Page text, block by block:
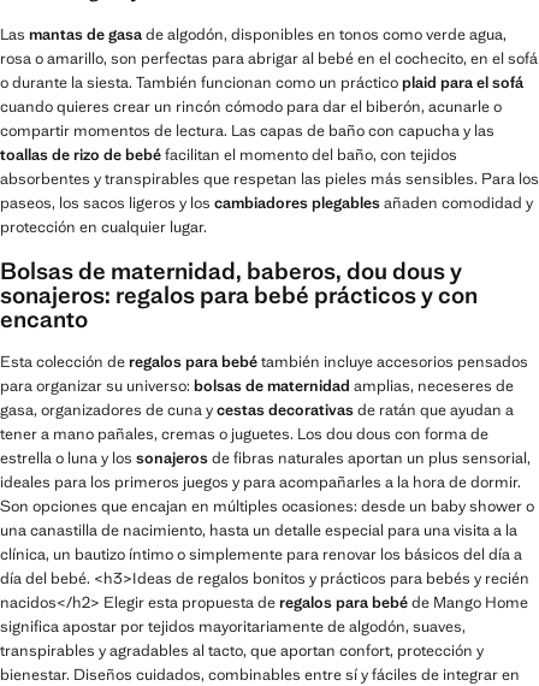
Las mantas de gasade algodón, disponibles en tonos como verde agua,
rosa o amarillo, son perfectas para abrigar al bebé en el cochecito, en el sofá
o durante la siesta. También funcionan como un prácticoplaid para el sofá
cuando quieres crear un rincón cómodo para dar el biberón, acunarle o
compartir momentos de lectura. Las capas de baño con capucha y las
toallas de rizo de bebéfacilitan el momento del baño, con tejidos
absorbentes y transpirables que respetan las pieles más sensibles. Para los
paseos, los sacos ligeros y los cambiadores plegablesañaden comodidad y
protección en cualquier lugar.
Bolsas de maternidad, baberos, dou dous y
sonajeros: regalos para bebé prácticos y con
encanto
Esta colección deregalos para bebétambién incluye accesorios pensados
para organizar su universo: bolsas de maternidad amplias, neceseres de
gasa, organizadores de cuna ycestas decorativasde ratán que ayudan a
tener a mano pañales, cremas o juguetes. Los dou dous con forma de
estrella o luna y los sonajerosde fibras naturales aportan un plus sensorial,
ideales para los primeros juegos y para acompañarles a la hora de dormir.
Son opciones que encajan en múltiples ocasiones: desde un baby shower o
una canastilla de nacimiento, hasta un detalle especial para una visita a la
clínica, un bautizo íntimo o simplemente para renovar los básicos del día a
día del bebé. <h3>Ideas de regalos bonitos y prácticos para bebés y recién
nacidos</h2> Elegir esta propuesta deregalos para bebéde Mango Home
significa apostar por tejidos mayoritariamente de algodón, suaves,
transpirables y agradables al tacto, que aportan confort, protección y
bienestar. Diseños cuidados, combinables entre sí y fáciles de integrar en